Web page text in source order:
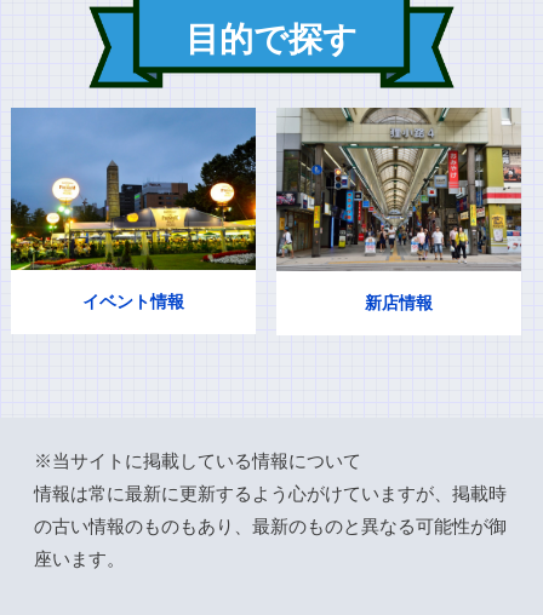
目的で探す
イベント情報 新店情報
※当サイトに掲載している情報について
情報は常に最新に更新するよう心がけていますが、掲載時
の古い情報のものもあり、最新のものと異なる可能性が御
座います。